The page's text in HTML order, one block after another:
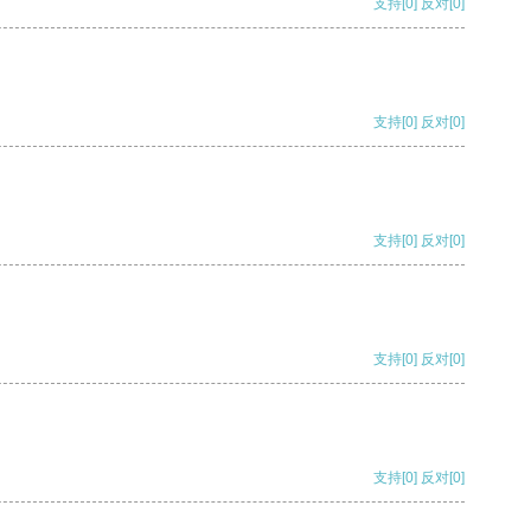
支持 [0] 反对 [0]
支持[0] 反对[0]
支持[0] 反对[0]
支持[0] 反对[0]
支持[0] 反对[0]